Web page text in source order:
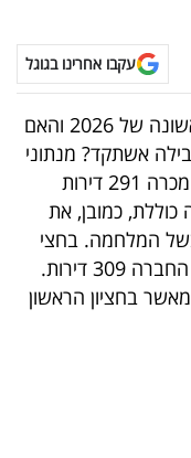
עקבו אחרינו בגוגל
כמה דירות מכרה אאורה במחצית הראשונה של 2026 והאם
אשתקד? מנתוני
המכירות של החברה עולה כי החברה מכרה 291 דירות
2026. התקופה כוללת, כמובן, את
המלחמה. בחצי
הראשון של 2025, לעומת זאת, מכרה החברה 309 דירות.
- פחות מאשר בחציון הראשון